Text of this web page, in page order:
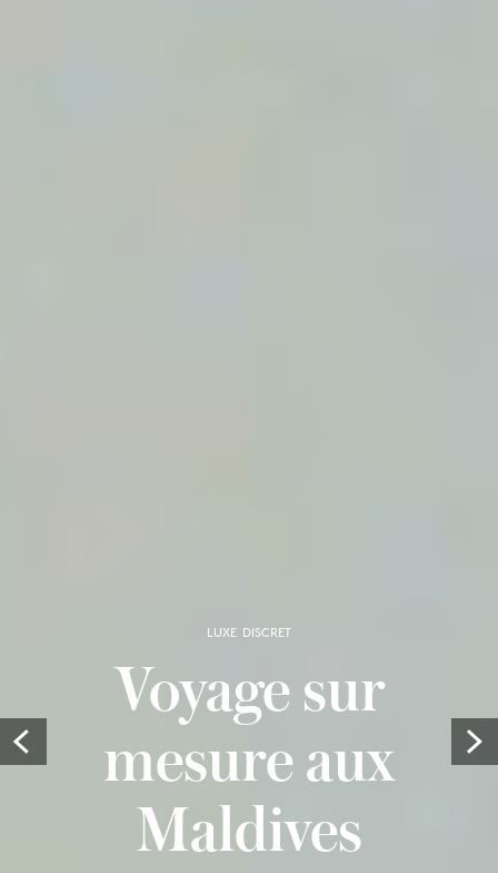
LUXE DISCRET
Voyage sur
mesure aux
Maldives